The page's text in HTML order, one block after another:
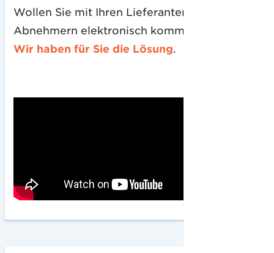
Wollen Sie mit Ihren Lieferanten oder
Abnehmern elektronisch kommunizieren?
Wir haben für Sie die Lösung.